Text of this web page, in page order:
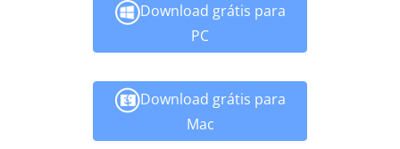
Download grátis para
PC
Download grátis para
Mac